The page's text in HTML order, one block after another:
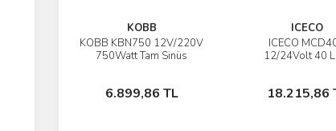
KOBB
KOBB KBN750 12V/220V
750Watt Tam Sinüs
6.899,86 TL
İncele
Stokta Yok
ICECO
ICECO
12/24Volt 40
18.215,86
İncele
Stokta